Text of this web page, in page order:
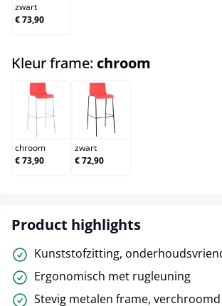
zwart
€ 73,90
Kleur frame: chroom
chroom
chroom
€ 73,90
zwart
zwart
€ 72,90
Product highlights
Kunststofzitting,
Ergonomisch met rugleuning
Stevig metalen frame, verchroomd